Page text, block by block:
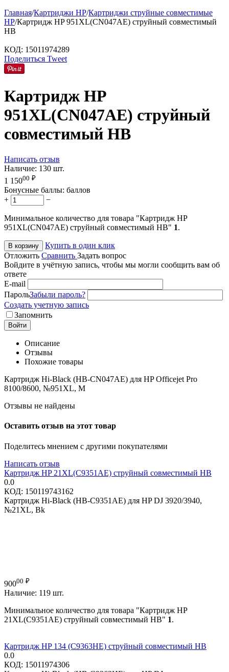
Главная/Картриджи HP/Картриджи струйные совместимые
HP/Картридж HP 951XL(CN047AE) струйный совместимый
HB
КОД: 15011974289
Поделиться Tweet
Картридж HP
951XL(CN047AE) струйный
совместимый HB
Написать отзыв
Наличие: 130 шт.
1 15000 ₽
Бонусные баллы: баллов
+
−
Минимальное количество для товара "Картридж HP
951XL(CN047AE) струйный совместимый HB" 1.
В корзину
Купить в один клик
Отложить Сравнить Задать вопрос
Войдите в учётную запись, чтобы мы могли сообщить вам об
ответе
E-mail
ПарольЗабыли пароль?
Создать учетную запись
Запомнить
Войти
Описание
Отзывы
Похожие товары
Картридж Hi-Black (HB-CN047AE) для HP Officejet Pro
8100/8600, №951XL, M
Отзывы не найдены
Оставить отзыв на этот товар
Поделитесь мнением с другими покупателями
Написать отзыв
Картридж HP 21XL(C9351AE) струйный совместимый HB
0.0
КОД: 150119743162
Картридж Hi-Black (HB-C9351AE) для HP DJ 3920/3940,
№21XL, Bk
90000 ₽
Наличие: 119 шт.
Минимальное количество для товара "Картридж HP
21XL(C9351AE) струйный совместимый HB" 1.
Картридж HP 134 (C9363HE) струйный совместимый HB
0.0
КОД: 15011974306